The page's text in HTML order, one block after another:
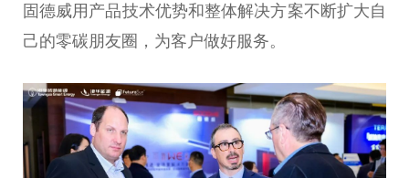
固德威用产品技术优势和整体解决方案不断扩大自
己的零碳朋友圈，为客户做好服务。